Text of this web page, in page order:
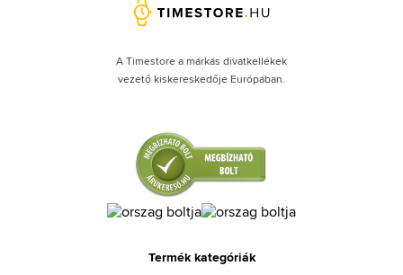
A Timestore a márkás divatkellékek
vezető kiskereskedője Európában.
Termék kategóriák